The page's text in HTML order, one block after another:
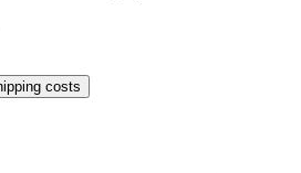
costs